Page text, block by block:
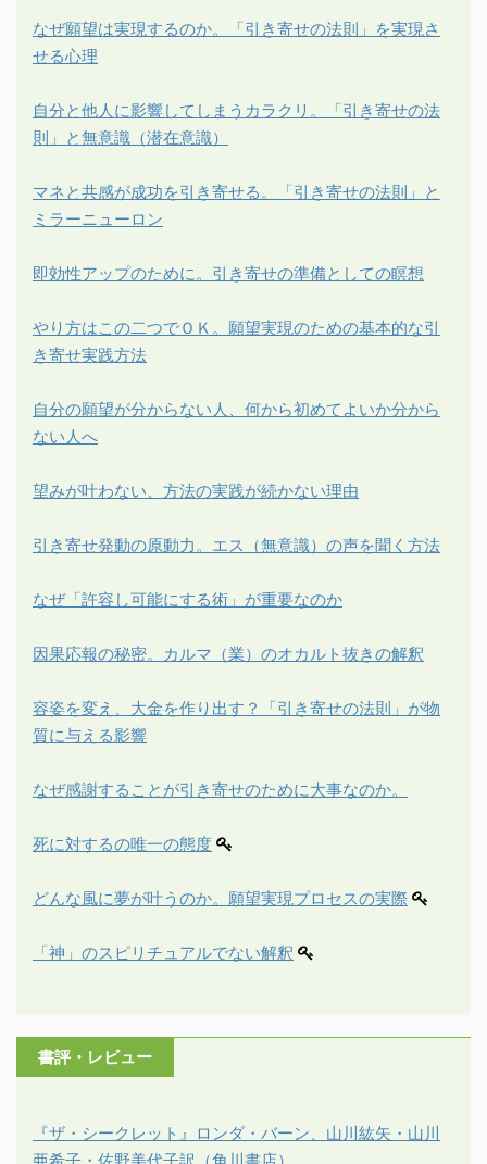
なぜ願望は実現するのか。「引き寄せの法則」を実現さ
せる心理
自分と他人に影響してしまうカラクリ。「引き寄せの法
則」と無意識（潜在意識）
マネと共感が成功を引き寄せる。「引き寄せの法則」と
ミラーニューロン
即効性アップのために。引き寄せの準備としての瞑想
やり方はこの二つでＯＫ。願望実現のための基本的な引
き寄せ実践方法
自分の願望が分からない人、何から初めてよいか分から
ない人へ
望みが叶わない、方法の実践が続かない理由
引き寄せ発動の原動力。エス（無意識）の声を聞く方法
なぜ「許容し可能にする術」が重要なのか
因果応報の秘密。カルマ（業）のオカルト抜きの解釈
容姿を変え、大金を作り出す？「引き寄せの法則」が物
質に与える影響
なぜ感謝することが引き寄せのために大事なのか。
死に対するの唯一の態度
どんな風に夢が叶うのか。願望実現プロセスの実際
「神」のスピリチュアルでない解釈
書評・レビュー
『ザ・シークレット』ロンダ・バーン、山川紘矢・山川